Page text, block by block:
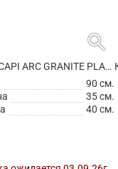
search
КАШПО CAPI ARC GRANITE PLANTER RECTANGLE ANTHRACITE
90 см.
35 см.
40 см.